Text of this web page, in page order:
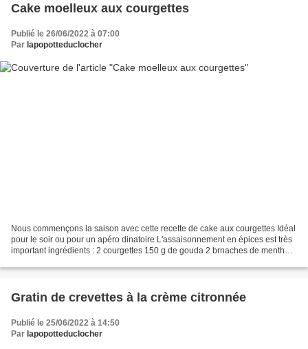
Cake moelleux aux courgettes
Publié le 26/06/2022 à 07:00
Par lapopotteduclocher
Nous commençons la saison avec cette recette de cake aux courgettes Idéal
pour le soir ou pour un apéro dinatoire L'assaisonnement en épices est très
important ingrédients : 2 courgettes 150 g de gouda 2 brnaches de menthe
Gratin de crevettes à la crème citronnée
Publié le 25/06/2022 à 14:50
Par lapopotteduclocher